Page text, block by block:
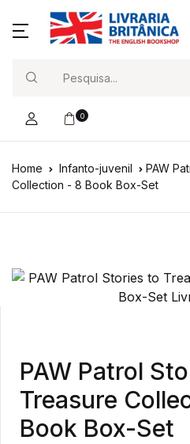
0
Home Infanto-juvenil
PAW
Collection - 8 Book Box-Set
PAW Patrol
Treasure
Book Box-Set